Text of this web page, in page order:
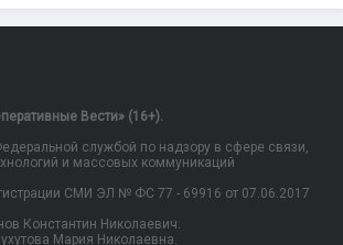
Вести» (16+).
службой по надзору в сфере связи,
и массовых коммуникаций
СМИ ЭЛ № ФС 77 - 69916 от 07.06.2017
Константин Николаевич.
Мария Николаевна.